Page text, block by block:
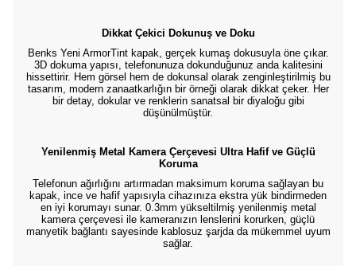
Dikkat Çekici Dokunuş ve Doku
Benks Yeni ArmorTint kapak, gerçek kumaş dokusuyla öne çıkar.
3D dokuma yapısı, telefonunuza dokunduğunuz anda kalitesini
hissettirir. Hem görsel hem de dokunsal olarak zenginleştirilmiş bu
tasarım, modern zanaatkarlığın bir örneği olarak dikkat çeker. Her
bir detay, dokular ve renklerin sanatsal bir diyaloğu gibi
düşünülmüştür.
Yenilenmiş Metal Kamera Çerçevesi Ultra Hafif ve Güçlü
Koruma
Telefonun ağırlığını artırmadan maksimum koruma sağlayan bu
kapak, ince ve hafif yapısıyla cihazınıza ekstra yük bindirmeden
en iyi korumayı sunar. 0.3mm yükseltilmiş yenilenmiş metal
kamera çerçevesi ile kameranızın lenslerini korurken, güçlü
manyetik bağlantı sayesinde kablosuz şarjda da mükemmel uyum
sağlar.